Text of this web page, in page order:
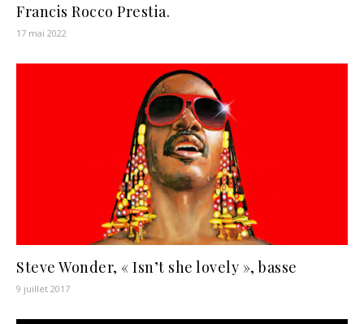
Francis Rocco Prestia.
17 mai 2022
Steve Wonder, « Isn’t she lovely », basse
9 juillet 2017